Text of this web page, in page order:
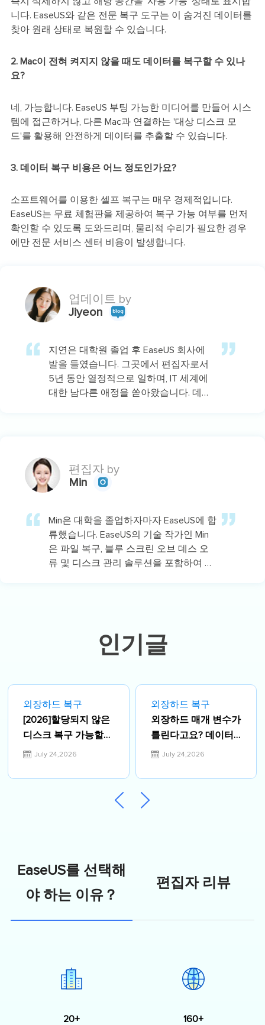
니다. EaseUS와 같은 전문 복구 도구는 이 숨겨진 데이터를
찾아 원래 상태로 복원할 수 있습니다.
2. Mac이 전혀 켜지지 않을 때도 데이터를 복구할 수 있나
요?
네, 가능합니다. EaseUS 부팅 가능한 미디어를 만들어 시스
템에 접근하거나, 다른 Mac과 연결하는 '대상 디스크 모
드'를 활용해 안전하게 데이터를 추출할 수 있습니다.
3. 데이터 복구 비용은 어느 정도인가요?
소프트웨어를 이용한 셀프 복구는 매우 경제적입니다.
EaseUS는 무료 체험판을 제공하여 복구 가능 여부를 먼저
확인할 수 있도록 도와드리며, 물리적 수리가 필요한 경우
에만 전문 서비스 센터 비용이 발생합니다.
업데이트 by
Jiyeon
지연은 대학원 졸업 후 EaseUS 회사에
발을 들였습니다. 그곳에서 편집자로서
5년 동안 열정적으로 일하며, IT 세계에
대한 남다른 애정을 쏟아왔습니다. 데이
편집자 by
Min

Min은 대학을 졸업하자마자 EaseUS에 합
류했습니다. EaseUS의 기술 작가인 Min
은 파일 복구, 블루 스크린 오브 데스 오
류 및 디스크 관리 솔루션을 포함하여 가
인기글
외장하드 복구
[2026]할당되지 않은
디스크 복구 가능할
까? HDD 데이터 손실
방법
July 24,2026
외장하드 복구
외장하드 매개 변수가
틀린다고요? 데이터
손실 없이 해결할 수
July 24,2026
EaseUS를 선택해
야 하는 이유？
편집자 리뷰
20+
160+